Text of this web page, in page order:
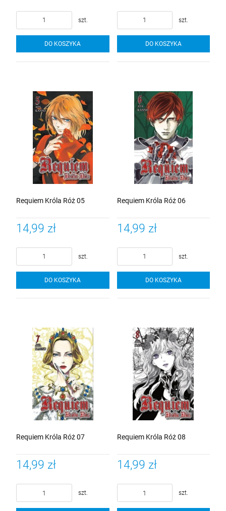
szt.
DO KOSZYKA
szt.
DO KOSZYKA
Requiem Króla Róż 05
14,99 zł
szt.
DO KOSZYKA
Requiem Króla Róż 06
14,99 zł
szt.
DO KOSZYKA
Requiem Króla Róż 07
14,99 zł
szt.
Requiem Króla Róż 08
14,99 zł
szt.